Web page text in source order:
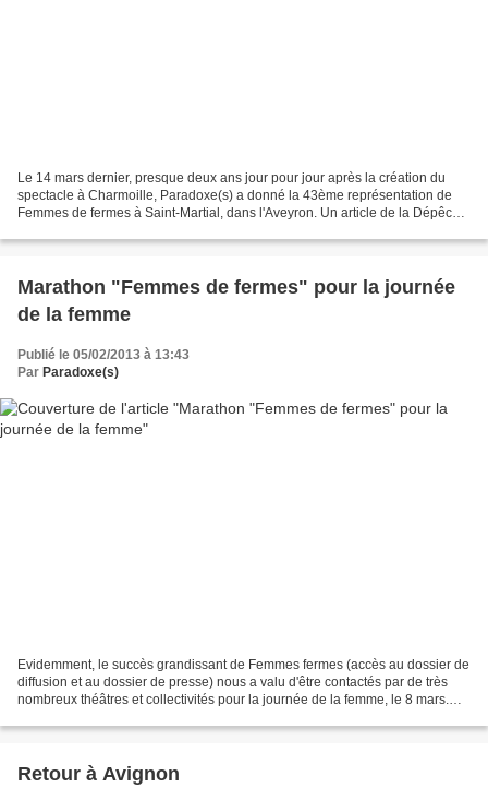
Le 14 mars dernier, presque deux ans jour pour jour après la création du
spectacle à Charmoille, Paradoxe(s) a donné la 43ème représentation de
Femmes de fermes à Saint-Martial, dans l'Aveyron. Un article de la Dépêche
Marathon "Femmes de fermes" pour la journée
de la femme
Publié le 05/02/2013 à 13:43
Par Paradoxe(s)
Evidemment, le succès grandissant de Femmes fermes (accès au dossier de
diffusion et au dossier de presse) nous a valu d'être contactés par de très
nombreux théâtres et collectivités pour la journée de la femme, le 8 mars.
Retour à Avignon